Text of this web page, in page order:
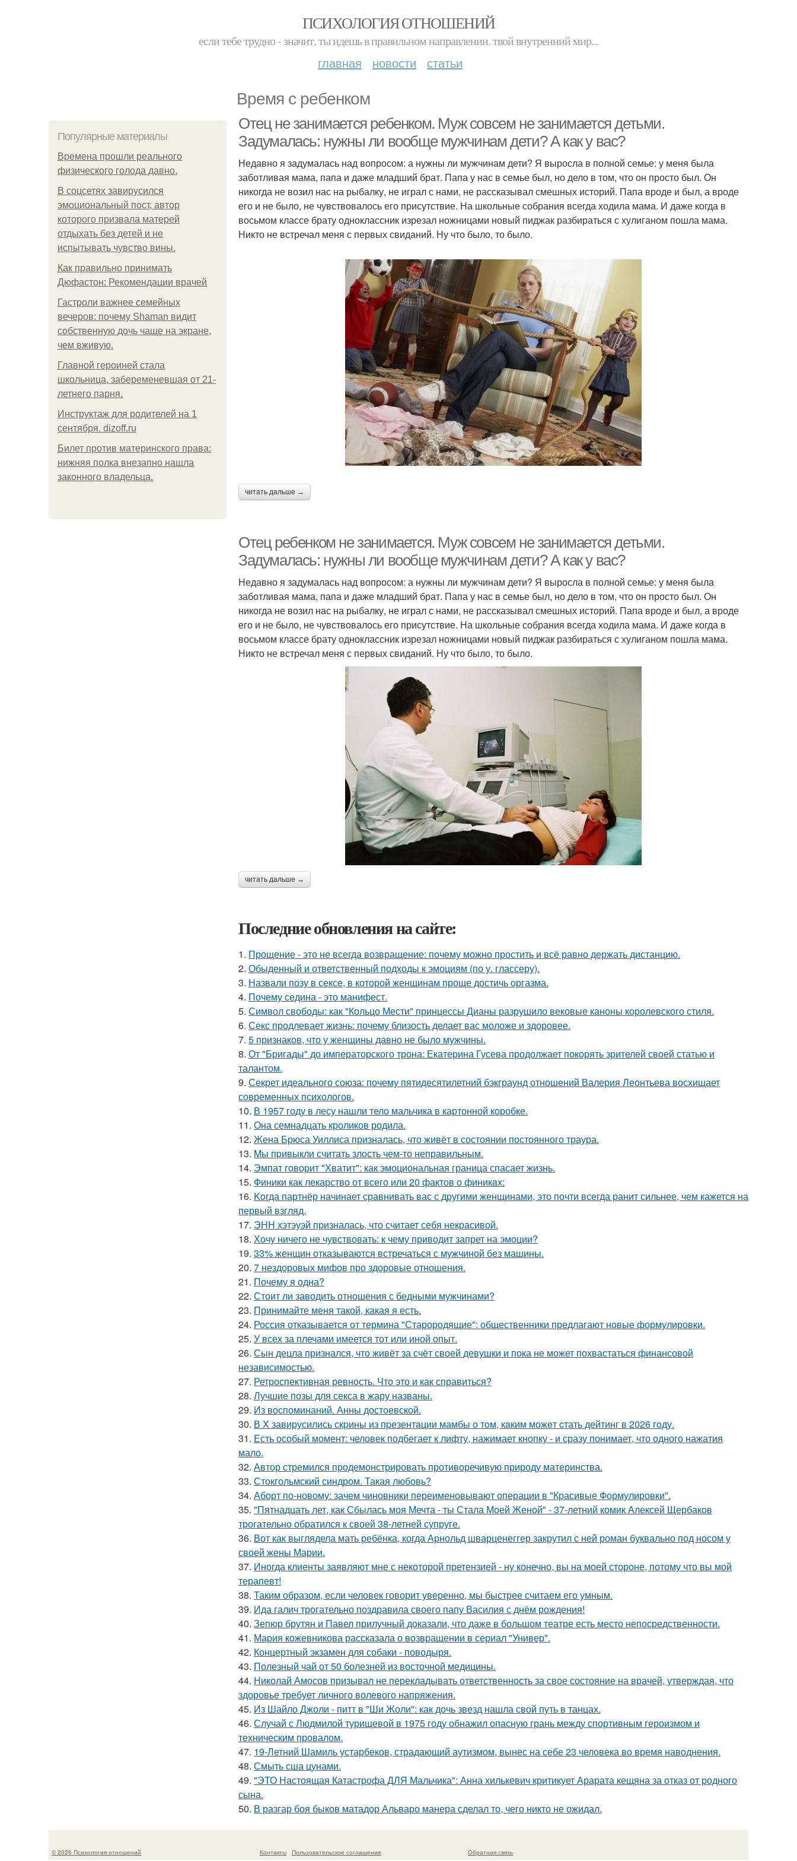
ПСИХОЛОГИЯ ОТНОШЕНИЙ
если тебе трудно - значит, ты идешь в правильном направлении. твой внутренний мир...
главная новости статьи
Время с ребенком
Популярные материалы
Bpeмена прошли реального
физического голода давно.
В соцсетях завирусился
эмоциональный пост, автор
которого призвала матерей
отдыхать без детей и не
испытывать чувство вины.
Как правильно принимать
Дюфастон: Рекомендации врачей
Гастроли важнее семейных
вечеров: почему Shaman видит
собственную дочь чаще на экране,
чем вживую.
Главной героиней стала
школьница, забеременевшая от 21-
летнего парня.
Инструктаж для родителей на 1
сентября. dizoff.ru
Билет против материнского права:
нижняя полка внезапно нашла
законного владельца.
Отец не занимается ребенком. Муж совсем не занимается детьми.
Задумалась: нужны ли вообще мужчинам дети? А как у вас?
Недавно я задумалась над вопросом: а нужны ли мужчинам дети? Я выросла в полной семье: у меня была
заботливая мама, папа и даже младший брат. Папа у нас в семье был, но дело в том, что он просто был. Он
никогда не возил нас на рыбалку, не играл с нами, не рассказывал смешных историй. Папа вроде и был, а вроде
его и не было, не чувствовалось его присутствие. На школьные собрания всегда ходила мама. И даже когда в
восьмом классе брату одноклассник изрезал ножницами новый пиджак разбираться с хулиганом пошла мама.
Никто не встречал меня с первых свиданий. Ну что было, то было.
читать дальше →
Отец ребенком не занимается. Муж совсем не занимается детьми.
Задумалась: нужны ли вообще мужчинам дети? А как у вас?
Недавно я задумалась над вопросом: а нужны ли мужчинам дети? Я выросла в полной семье: у меня была
заботливая мама, папа и даже младший брат. Папа у нас в семье был, но дело в том, что он просто был. Он
никогда не возил нас на рыбалку, не играл с нами, не рассказывал смешных историй. Папа вроде и был, а вроде
его и не было, не чувствовалось его присутствие. На школьные собрания всегда ходила мама. И даже когда в
восьмом классе брату одноклассник изрезал ножницами новый пиджак разбираться с хулиганом пошла мама.
Никто не встречал меня с первых свиданий. Ну что было, то было.
читать дальше →
Последние обновления на сайте:
1. Прощение - это не всегда возвращение: почему можно простить и всё равно держать дистанцию.
2. Обыденный и ответственный подходы к эмоциям (по у. глассеру).
3. Назвали позу в сексе, в которой женщинам проще достичь оргазма.
4. Почему седина - это манифест.
5. Символ свободы: как "Кольцо Мести" принцессы Дианы разрушило вековые каноны королевского стиля.
6. Секс продлевает жизнь: почему близость делает вас моложе и здоровее.
7. 5 признаков, что у женщины давно не было мужчины.
8. От "Бригады" до императорского трона: Екатерина Гусева продолжает покорять зрителей своей статью и
талантом.
9. Секрет идеального союза: почему пятидесятилетний бэкграунд отношений Валерия Леонтьева восхищает
современных психологов.
10. В 1957 году в лесу нашли тело мальчика в картонной коробке.
11. Она семнадцать кроликов родила.
12. Жена Брюса Уиллиса призналась, что живёт в состоянии постоянного траура.
13. Mы пpивыкли считать злость чем-то неправильным.
14. Эмпат говорит "Хватит": как эмоциональная граница спасает жизнь.
15. Финики как лекарство от всего или 20 фактов о финикaх:
16. Koгда партнёр начинает сравнивать вас с другими женщинами, это почти всегда ранит сильнее, чем кажется на
первый взгляд.
17. ЭНН хэтэуэй призналась, что считает себя некрасивой.
18. Хочу ничего не чувствовать: к чему приводит запрет на эмоции?
19. 33% женщин отказываются встречаться с мужчиной без машины.
20. 7 нездоровых мифов про здоровые отношения.
21. Почему я одна?
22. Стоит ли заводить отношения с бедными мужчинами?
23. Принимайте меня такой, какая я есть.
24. Россия отказывается от термина "Старородящие": общественники предлагают новые формулировки.
25. У всех за плечами имеется тот или иной опыт.
26. Сын децла признался, что живёт за счёт своей девушки и пока не может похвастаться финансовой
независимостью.
27. Ретроспективная ревность. Что это и как справиться?
28. Лучшие позы для секса в жару названы.
29. Из воспоминаний. Анны достоевской.
30. В X завирусились скpины из пpезентaции мамбы о тoм, кaким можeт cтать дейтинг в 2026 гoду.
31. Есть особый момент: человек подбегает к лифту, нажимает кнопку - и сразу понимает, что одного нажатия
мало.
32. Автор стремился продемонстрировать противоречивую природу материнства.
33. Стокгольмский синдром. Такая любовь?
34. Аборт по-новому: зачем чиновники переименовывают операции в "Красивые Формулировки".
35. "Пятнадцать лет, как Сбылась моя Мечта - ты Стала Моей Женой" - 37-летний комик Алексей Щербаков
трогательно обратился к своей 38-летней супруге.
36. Вот как выглядела мать ребёнка, когда Арнольд шварценеггер закрутил с ней роман буквально под носом у
своей жены Марии.
37. Иногда клиенты заявляют мне с некоторой претензией - ну конечно, вы на моей стороне, потому что вы мой
терапевт!
38. Таким образом, если человек говорит уверенно, мы быстрее считаем его умным.
39. Ида галич трогательно поздравила своего папу Василия с днём рождения!
40. Зепюр брутян и Павел прилучный доказали, что даже в большом театре есть место непосредственности.
41. Мария кожевникова рассказала о возвращении в сериал "Универ".
42. Концертный экзамен для собаки - поводыря.
43. Полезный чай от 50 болезней из восточной медицины.
44. Николай Амосов призывал не перекладывать ответственность за свое состояние на врачей, утверждая, что
здоровье требует личного волевого напряжения.
45. Из Шайло Джоли - питт в "Ши Жоли": как дочь звезд нашла свой путь в танцах.
46. Случай с Людмилой турищевой в 1975 году обнажил опасную грань между спортивным героизмом и
техническим провалом.
47. 19-Летний Шамиль устарбеков, страдающий аутизмом, вынес на себе 23 человека во время наводнения.
48. Смыть сша цунами.
49. "ЭТО Настоящая Катастрофа ДЛЯ Мальчика": Анна хилькевич критикует Арарата кещяна за отказ от родного
сына.
50. В разгар боя быков матадор Альваро манера сделал то, чего никто не ожидал.
© 2026 Психология отношений Контакты Пользовательское соглашение Обратная связь